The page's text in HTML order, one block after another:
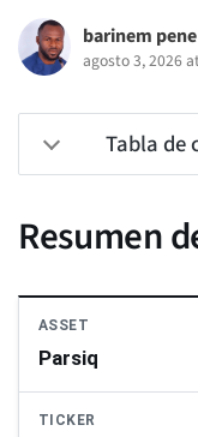
barinem pene
agosto 3, 2026
Tabla de
Resumen
ASSET
Parsiq
TICKER